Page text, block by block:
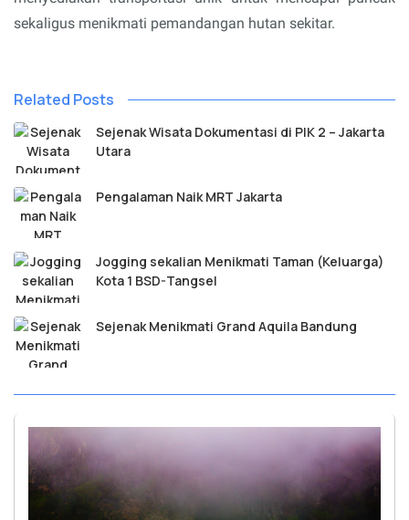
sekaligus menikmati pemandangan hutan sekitar.
Related Posts
Sejenak Wisata Dokumentasi di PIK 2 – Jakarta
Utara
Pengalaman Naik MRT Jakarta
Jogging sekalian Menikmati Taman (Keluarga)
Kota 1 BSD-Tangsel
Sejenak Menikmati Grand Aquila Bandung